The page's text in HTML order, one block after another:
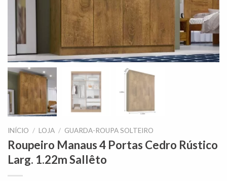
INÍCIO / LOJA / GUARDA-ROUPA SOLTEIRO
Roupeiro Manaus 4 Portas Cedro Rústico
Larg. 1.22m Sallêto